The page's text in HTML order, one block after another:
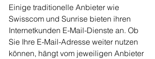
Einige traditionelle Anbieter wie
Swisscom und Sunrise bieten ihren
Internetkunden E-Mail-Dienste an. Ob
Sie Ihre E-Mail-Adresse weiter nutzen
können, hängt vom jeweiligen Anbieter